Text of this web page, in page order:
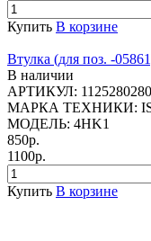
Купить В корзине
Втулка (для поз. -
В наличии
АРТИКУЛ: 1125280280
МАРКА ТЕХНИКИ:
МОДЕЛЬ: 4HK1
850р.
1100р.
Купить В корзине